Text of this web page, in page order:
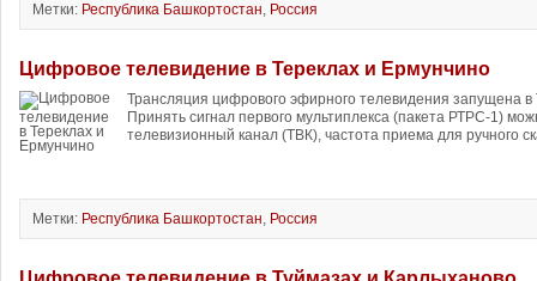
Метки: Республика Башкортостан, Россия
Цифровое телевидение в Тереклах и Ермунчино
Трансляция цифрового эфирного телевидения запущена в
Принять сигнал первого мультиплекса (пакета РТРС-1)
телевизионный канал (ТВК), частота приема для ручного
Метки: Республика Башкортостан, Россия